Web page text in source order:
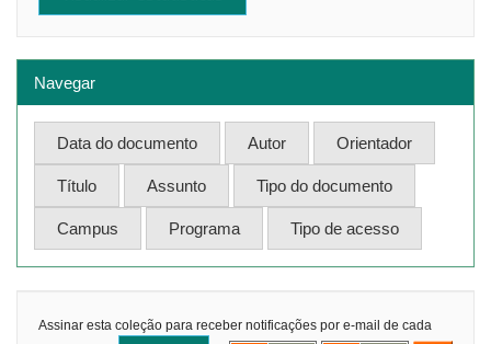
Navegar
Assinar esta coleção para receber notificações por e-mail de cada